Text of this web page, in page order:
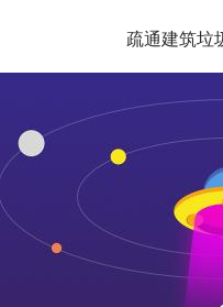
疏通建筑垃